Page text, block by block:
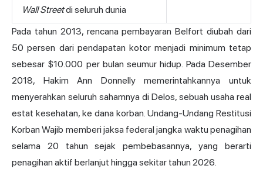
Wall Streetdi seluruh dunia
Pada tahun 2013, rencana pembayaran Belfort diubah dari
50 persen dari pendapatan kotor menjadi minimum tetap
sebesar $10.000 per bulan seumur hidup. Pada Desember
2018, Hakim Ann Donnelly memerintahkannya untuk
menyerahkan seluruh sahamnya di Delos, sebuah usaha real
estat kesehatan, ke dana korban. Undang-Undang Restitusi
Korban Wajib memberi jaksa federal jangka waktu penagihan
selama 20 tahun sejak pembebasannya, yang berarti
penagihan aktif berlanjut hingga sekitar tahun 2026.